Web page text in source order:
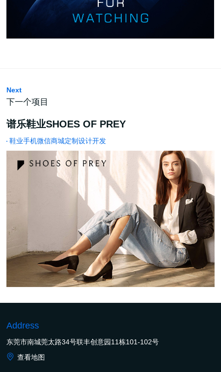
Next
下一个项目
谱乐鞋业SHOES OF PREY
鞋业手机微信商城定制设计开发
Address
东莞市南城莞太路34号联丰创意园11栋101-102号
查看地图